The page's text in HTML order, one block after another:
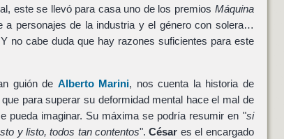
este se llevó para casa uno de los premios Máquina
a personajes de la industria y el género con solera…
no cabe duda que hay razones suficientes para este
guión de Alberto Marini, nos cuenta la historia de
para superar su deformidad mental hace el mal de
pueda imaginar. Su máxima se podría resumir en "si
y listo, todos tan contentos".César es el encargado